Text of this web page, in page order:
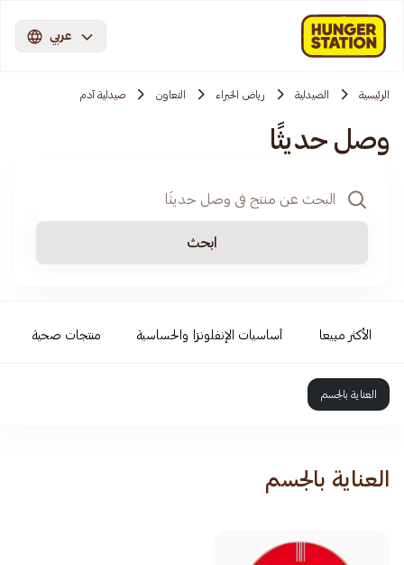
عربي
الرئيسية الصيدلية رياض الخبراء التعاون صيدلية آدم
وصل حديثًا
ابحث
الأكثر مبيعا أساسيات الإنفلونزا والحساسية منتجات صحية
العناية بالجسم
العناية بالجسم